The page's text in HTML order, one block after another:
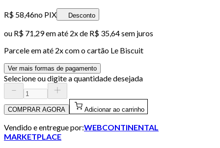
R$ 58,46no PIX Desconto
ou R$ 71,29em até 2x de R$ 35,64 sem juros
Parcele em até 2x com o cartão Le Biscuit
Ver mais formas de pagamento
Selecione ou digite a quantidade desejada
COMPRAR AGORA Adicionar ao carrinho
Vendido e entregue por:WEBCONTINENTAL
MARKETPLACE